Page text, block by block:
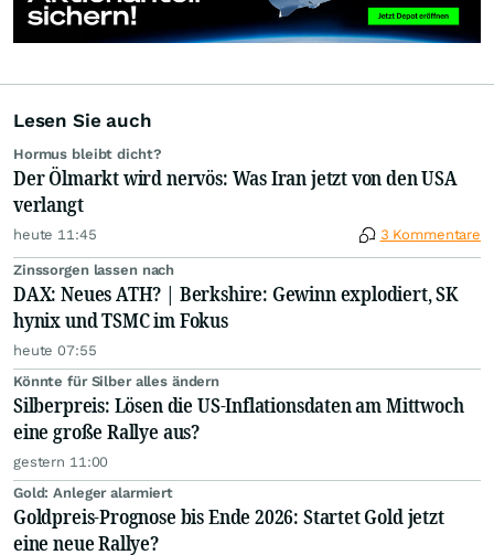
Lesen Sie auch
Hormus bleibt dicht?
Der Ölmarkt wird nervös: Was Iran jetzt von den USA
verlangt
heute 11:45 3 Kommentare
Zinssorgen lassen nach
DAX: Neues ATH? | Berkshire: Gewinn explodiert, SK
hynix und TSMC im Fokus
heute 07:55
Könnte für Silber alles ändern
Silberpreis: Lösen die US-Inflationsdaten am Mittwoch
eine große Rallye aus?
gestern 11:00
Gold: Anleger alarmiert
Goldpreis-Prognose bis Ende 2026: Startet Gold jetzt
eine neue Rallye?